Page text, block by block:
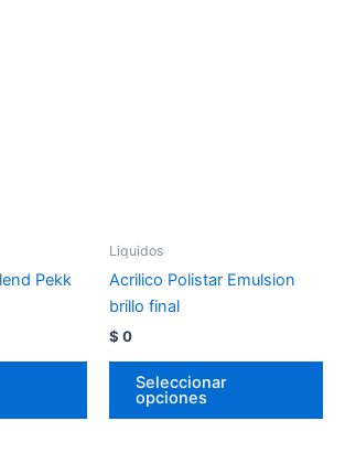
Pekk
Liquidos
Acrilico Polistar Emulsion
brillo final
$ 0
Seleccionar
opciones